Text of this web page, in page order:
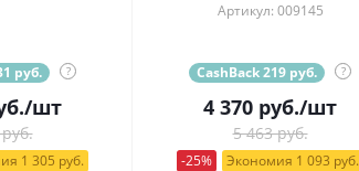
руб. ?
/шт
1 305 руб.
Артикул: 009145
CashBack 219 руб. ?
4 370 руб./шт
5 463 руб.
-25% Экономия 1 093 руб.